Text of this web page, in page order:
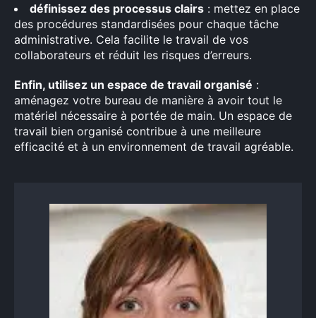
définissez des processus clairs : mettez en place
des procédures standardisées pour chaque tâche
administrative. Cela facilite le travail de vos
collaborateurs et réduit les risques d’erreurs.
Enfin, utilisez un espace de travail organisé :
aménagez votre bureau de manière à avoir tout le
matériel nécessaire à portée de main. Un espace de
travail bien organisé contribue à une meilleure
efficacité et à un environnement de travail agréable.